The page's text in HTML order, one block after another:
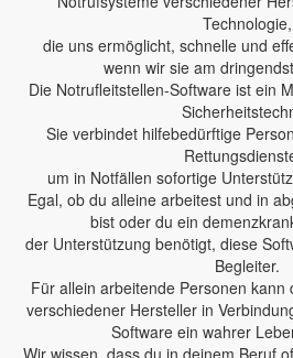
Technologie,
die uns ermöglicht, schnelle und
wenn wir sie am
Die Notrufleitstellen-Software ist ein
Sie verbindet hilfebedürftige
um in Notfällen sofortige
Egal, ob du alleine arbeitest und in
bist oder du ein
der Unterstützung benötigt, diese
Begleiter.
Für allein arbeitende Personen kann
verschiedener Hersteller in
Software ein wahrer